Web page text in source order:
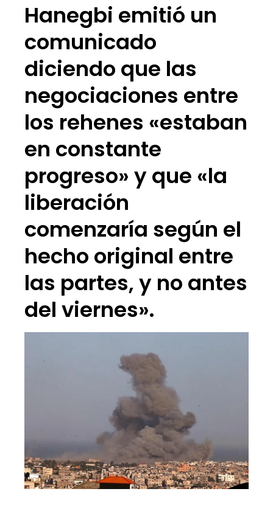
Hanegbi emitió un
comunicado
diciendo que las
negociaciones entre
los rehenes «estaban
en constante
progreso» y que «la
liberación
comenzaría según el
hecho original entre
las partes, y no antes
del viernes».